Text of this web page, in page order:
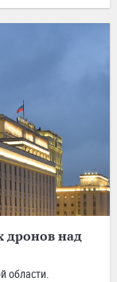
дронов над
области.